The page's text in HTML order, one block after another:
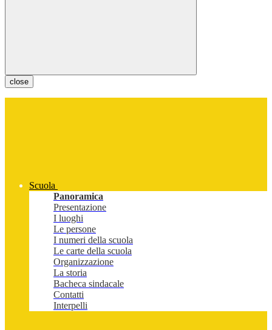
close
Scuola
Panoramica
Presentazione
I luoghi
Le persone
I numeri della scuola
Le carte della scuola
Organizzazione
La storia
Bacheca sindacale
Contatti
Interpelli